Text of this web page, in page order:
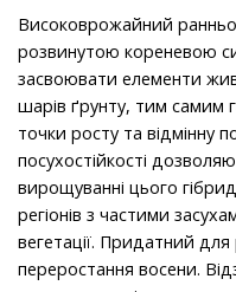
Високоврожайний
розвинутою кореневою
засвоювати елементи
шарів ґрунту, тим самим
точки росту та відмінну
посухостійкості
вирощуванні цього
регіонів з частими
вегетації. Придатний
переростання восени.